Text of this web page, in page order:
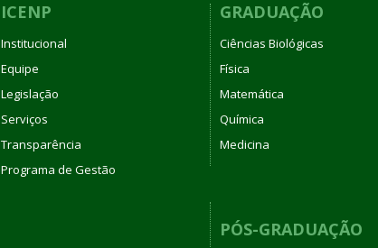
ICENP
Institucional
Equipe
Legislação
Serviços
Transparência
Programa de Gestão
GRADUAÇÃO
Ciências Biológicas
Física
Matemática
Química
Medicina
PÓS-GRADUAÇÃO